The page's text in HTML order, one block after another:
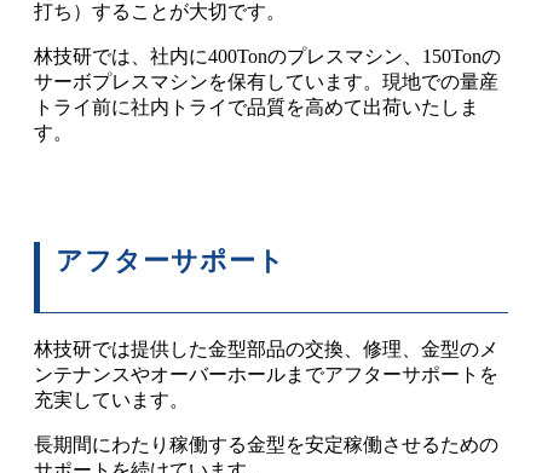
打ち）することが大切です。
林技研では、社内に400Tonのプレスマシン、150Tonの
サーボプレスマシンを保有しています。現地での量産
トライ前に社内トライで品質を高めて出荷いたしま
す。
アフターサポート
林技研では提供した金型部品の交換、修理、金型のメ
ンテナンスやオーバーホールまでアフターサポートを
充実しています。
長期間にわたり稼働する金型を安定稼働させるための